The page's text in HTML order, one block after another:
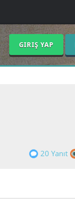
GIRIŞ YAP
20 Yanıt